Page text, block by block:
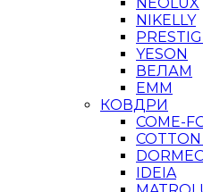
NIKELLY
YESON
ВЕЛАМ
ЕММ
КОВДРИ
COME-
IDEIA